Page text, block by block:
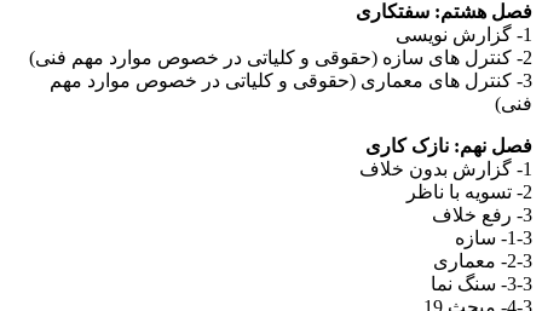
فصل هشتم: سفتکاری
1- گزارش نویسی
2- کنترل های سازه (حقوقی و کلیاتی در خصوص موارد مهم فنی)
3- کنترل های معماری (حقوقی و کلیاتی در خصوص موارد مهم
فنی)
فصل نهم: نازک کاری
1- گزارش بدون خلاف
2- تسویه با ناظر
3- رفع خلاف
1-3- سازه
2-3- معماری
3-3- سنگ نما